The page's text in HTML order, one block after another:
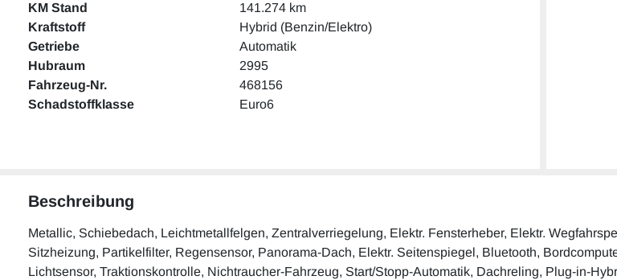
KM Stand
141.274 km
Kraftstoff
Hybrid (Benzin/Elektro)
Getriebe
Automatik
Hubraum
2995
Fahrzeug-Nr.
468156
Schadstoffklasse
Euro6
Beschreibung
Metallic, Schiebedach, Leichtmetallfelgen, Zentralverriegelung, Elektr. Fensterheber, Elektr.
Sitzheizung, Partikelfilter, Regensensor, Panorama-Dach, Elektr. Seitenspiegel, Bluetooth,
Lichtsensor, Traktionskontrolle, Nichtraucher-Fahrzeug, Start/Stopp-Automatik, Dachreling, Plug-in-